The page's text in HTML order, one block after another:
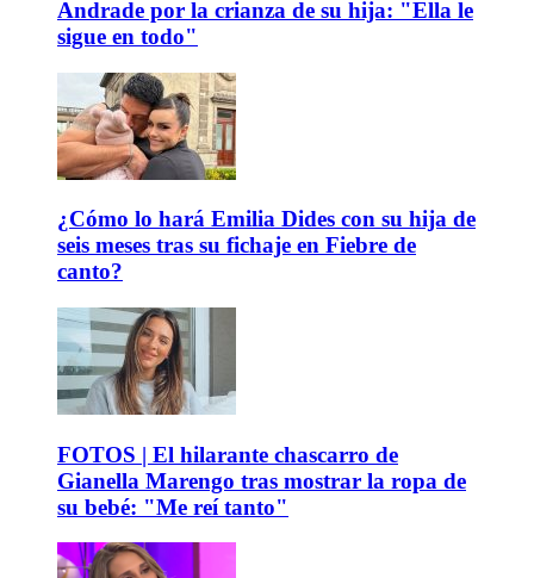
Andrade por la crianza de su hija: "Ella le
sigue en todo"
¿Cómo lo hará Emilia Dides con su hija de
seis meses tras su fichaje en Fiebre de
canto?
FOTOS | El hilarante chascarro de
Gianella Marengo tras mostrar la ropa de
su bebé: "Me reí tanto"